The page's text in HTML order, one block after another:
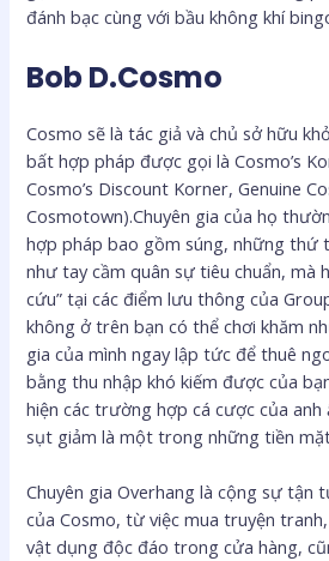
đánh bạc cùng với bầu không khí
Bob D.Cosmo
Cosmo sẽ là tác giả và chủ sở hữu
bất hợp pháp được gọi là Cosmo’s
Cosmo’s Discount Korner, Genuine
Cosmotown).Chuyên gia của họ
hợp pháp bao gồm súng, những thứ
như tay cầm quân sự tiêu chuẩn, mà
cứu” tại các điểm lưu thông của
không ở trên bạn có thể chơi khăm
gia của mình ngay lập tức để thuê
bằng thu nhập khó kiếm được của
hiện các trường hợp cá cược của
sụt giảm là một trong những tiền
Chuyên gia Overhang là cộng sự tận
của Cosmo, từ việc mua truyện
vật dụng độc đáo trong cửa hàng,